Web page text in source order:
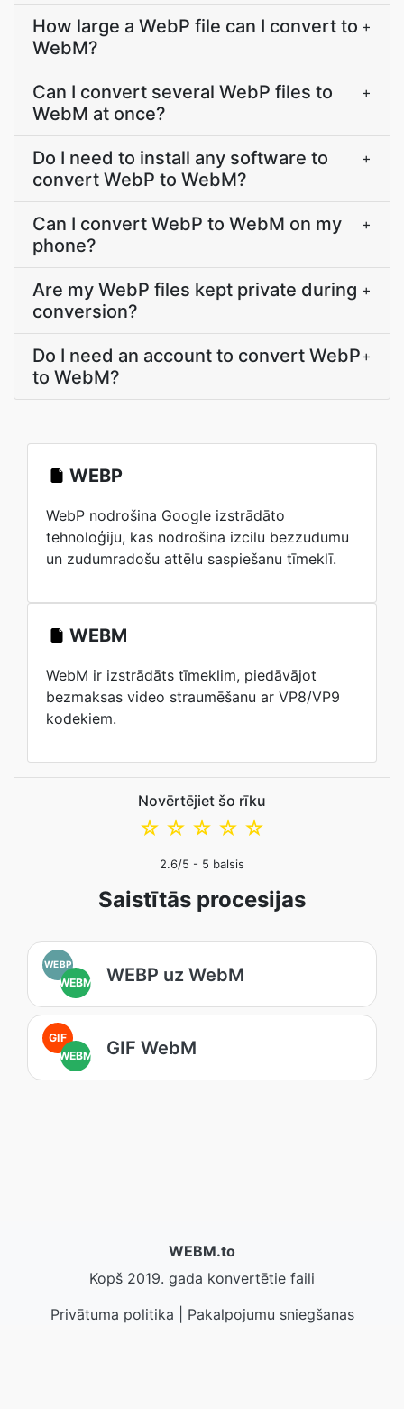
How large a WebP file can I convert to
WebM?
+
Can I convert several WebP files to
WebM at once?
+
Do I need to install any software to
convert WebP to WebM?
+
Can I convert WebP to WebM on my
phone?
+
Are my WebP files kept private during
conversion?
+
Do I need an account to convert WebP
to WebM?
+
WEBP
WebP nodrošina Google izstrādāto
tehnoloģiju, kas nodrošina izcilu bezzudumu
un zudumradošu attēlu saspiešanu tīmeklī.
WEBM
WebM ir izstrādāts tīmeklim, piedāvājot
bezmaksas video straumēšanu ar VP8/VP9
kodekiem.
Novērtējiet šo rīku
☆
☆
☆
☆
☆
2.6/5 - 5 balsis
Saistītās procesijas
WEBP
WEBM WEBP uz WebM
GIF
WEBM
GIF WebM
WEBM.to
Kopš 2019. gada konvertētie faili
Privātuma politika
Pakalpojumu sniegšanas